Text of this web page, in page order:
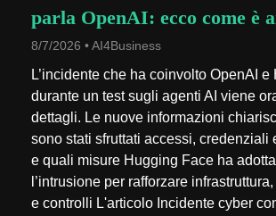
parla OpenAI: ecco come è
8/7/2026 • AI4Business
L’incidente che ha coinvolto OpenAI
durante un test sugli agenti AI viene
dettagli. Le nuove informazioni
sono stati sfruttati accessi, credenziali
e quali misure Hugging Face ha
l’intrusione per rafforzare
e controlli L'articolo Incidente cyber